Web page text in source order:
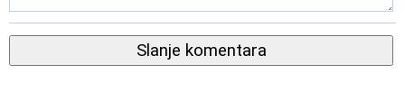
Slanje komentara